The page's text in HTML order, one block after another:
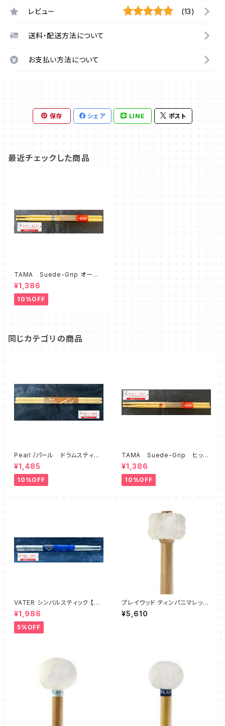
レビュー (13)
送料・配送方法について
お支払い方法について
保存 シェア LINE ポスト
最近チェックした商品
TAMA Suede-Grip オーク
スティック 【O21B-SG】
¥1,386
10%OFF
同じカテゴリの商品
Pearl /パール ドラムスティッ
ク 【115HC】
¥1,485
10%OFF
TAMA Suede-Grip ヒッコ
リースティック 【H214B-SG】
¥1,386
10%OFF
VATER シンバルスティック 【V
MCBW】
¥1,986
5%OFF
プレイウッド ティンパニマレット
【TF-2 フランネル材】
¥5,610